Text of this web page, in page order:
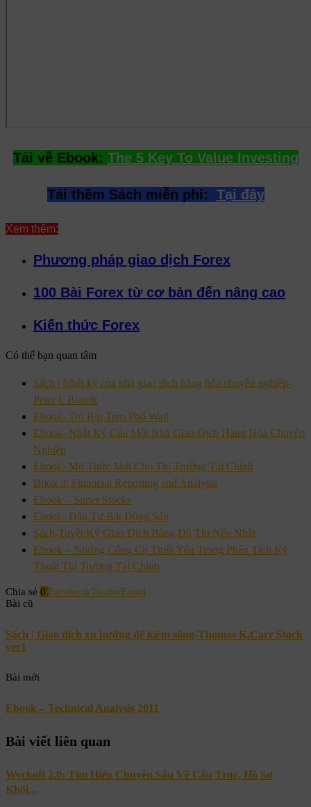
Tải về Ebook: The 5 Key To Value Investing
Tải thêm Sách miễn phí: Tại đây
Xem thêm:
Phương pháp giao dịch Forex
100 Bài Forex từ cơ bản đến nâng cao
Kiến thức Forex
Có thể bạn quan tâm
Sách | Nhật ký của nhà giao dịch hàng hóa chuyên nghiệp-
Peter L Brandt
Ebook- Trò Bịp Trên Phố Wall
Ebook- Nhật Ký Của Một Nhà Giao Dịch Hàng Hóa Chuyên
Nghiệp
Ebook- Mô Thức Mới Cho Thị Trường Tài Chính
Book 3: Financial Reporting and Analysis
Ebook – Super Stocks
Ebook- Đầu Tư Bất Động Sản
Sách-Tuyệt Kỹ Giao Dịch Bằng Đồ Thị Nến Nhật
Ebook – Những Công Cụ Thiết Yếu Trong Phân Tích Kỹ
Thuật Thị Trường Tài Chính
Chia sẻ 0 FacebookTwitterEmail
Bài cũ
Sách | Giao dịch xu hướng để kiếm sống-Thomas K.Carr Stock
ver1
Bài mới
Ebook – Technical Analysis 2011
Bài viết liên quan
Wyckoff 2.0: Tìm Hiểu Chuyên Sâu Về Cấu Trúc, Hồ Sơ
Khối...